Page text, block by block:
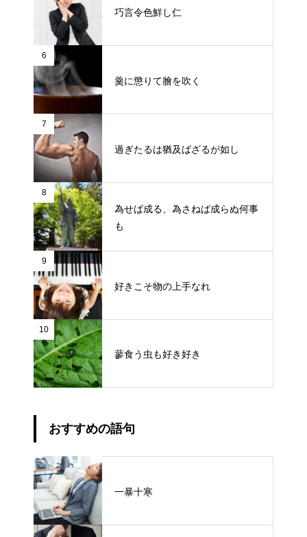
巧言令色鮮し仁
6
羹に懲りて膾を吹く
7
過ぎたるは猶及ばざるが如し
8
為せば成る、為さねば成らぬ何事
も
9
好きこそ物の上手なれ
10
蓼食う虫も好き好き
おすすめの語句
一暴十寒